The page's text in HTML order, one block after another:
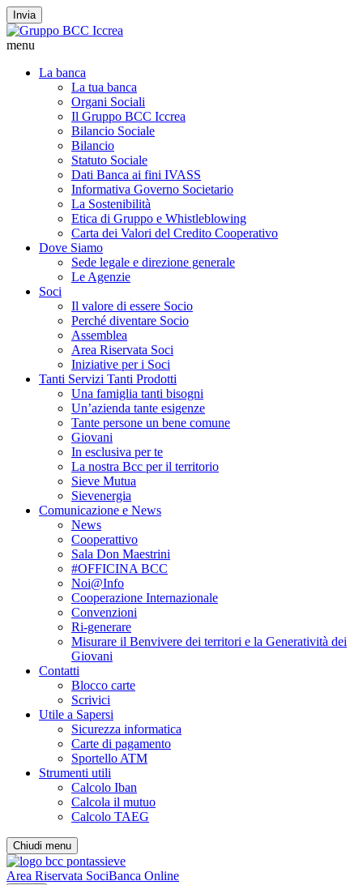
Invia
menu
La banca
La tua banca
Organi Sociali
Il Gruppo BCC Iccrea
Bilancio Sociale
Bilancio
Statuto Sociale
Dati Banca ai fini IVASS
Informativa Governo Societario
La Sostenibilità
Etica di Gruppo e Whistleblowing
Carta dei Valori del Credito Cooperativo
Dove Siamo
Sede legale e direzione generale
Le Agenzie
Soci
Il valore di essere Socio
Perché diventare Socio
Assemblea
Area Riservata Soci
Iniziative per i Soci
Tanti Servizi Tanti Prodotti
Una famiglia tanti bisogni
Un’azienda tante esigenze
Tante persone un bene comune
Giovani
In esclusiva per te
La nostra Bcc per il territorio
Sieve Mutua
Sievenergia
Comunicazione e News
News
Cooperattivo
Sala Don Maestrini
#OFFICINA BCC
Noi@Info
Cooperazione Internazionale
Convenzioni
Ri-generare
Misurare il Benvivere dei territori e la Generatività dei
Giovani
Contatti
Blocco carte
Scrivici
Utile a Sapersi
Sicurezza informatica
Carte di pagamento
Sportello ATM
Strumenti utili
Calcolo Iban
Calcola il mutuo
Calcolo TAEG
Chiudi menu
Area Riservata SociBanca Online